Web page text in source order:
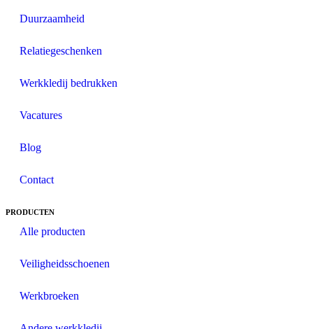
Duurzaamheid
Relatiegeschenken
Werkkledij bedrukken
Vacatures
Blog
Contact
PRODUCTEN
Alle producten
Veiligheidsschoenen
Werkbroeken